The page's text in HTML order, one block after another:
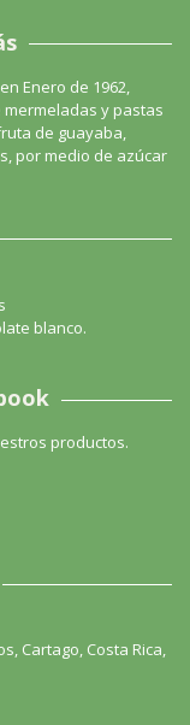
Enero de 1962,
y pastas
de guayaba,
por medio de azúcar
blanco.
productos.
Cartago, Costa Rica,